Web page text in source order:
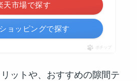
天市場で探す
ョッピングで探す
ポチップ
ットや、おすすめの隙間テ